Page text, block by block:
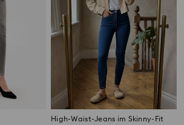
High-Waist-Jeans im Skinny-Fit